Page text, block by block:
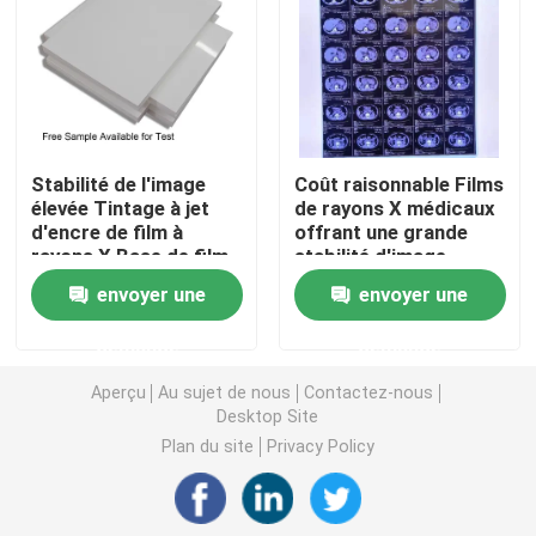
Laser X Ray Film
Film sec médical
Film de rayon de l'ANIMAL FAMILIER X
Films d'écran en soie
Film de transfert de chaleur
film thermique médical
Stabilité de l'image
élevée Tintage à jet
d'encre de film à
rayons X Base de film
PET Coût raisonnable
Conçu pour l'imagerie
médicale et les
industrielles
envoyer une
Coût raisonnable Films
de rayons X médicaux
offrant une grande
stabilité d'image
fournissant des
images de diagnostic
médical claires et
envoyer une
Aperçu Au sujet de nous
Contactez-nous
Desktop Site
Plan du site
Privacy Policy